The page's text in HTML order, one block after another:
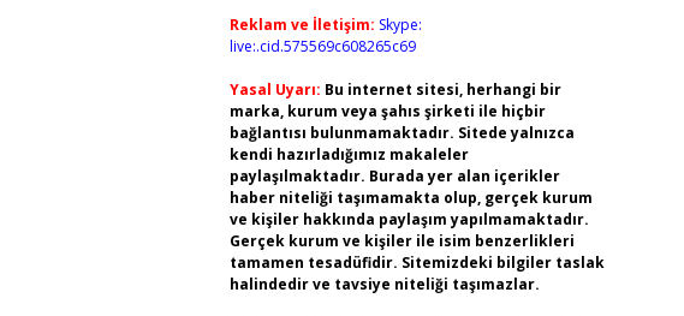
Reklam ve İletişim: Skype:
live:.cid.575569c608265c69
Yasal Uyarı: Bu internet sitesi, herhangi bir
marka, kurum veya şahıs şirketi ile hiçbir
bağlantısı bulunmamaktadır. Sitede yalnızca
kendi hazırladığımız makaleler
paylaşılmaktadır. Burada yer alan içerikler
haber niteliği taşımamakta olup, gerçek kurum
ve kişiler hakkında paylaşım yapılmamaktadır.
Gerçek kurum ve kişiler ile isim benzerlikleri
tamamen tesadüfidir. Sitemizdeki bilgiler taslak
halindedir ve tavsiye niteliği taşımazlar.